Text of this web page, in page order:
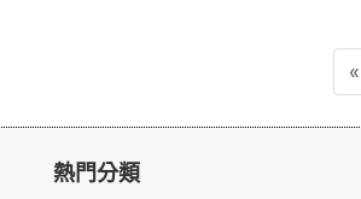
«
熱門分類